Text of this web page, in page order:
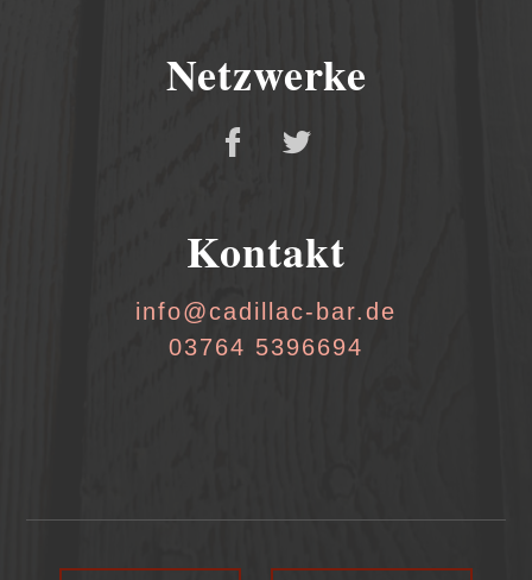
Netzwerke
Kontakt
info@cadillac-bar.de
03764 5396694